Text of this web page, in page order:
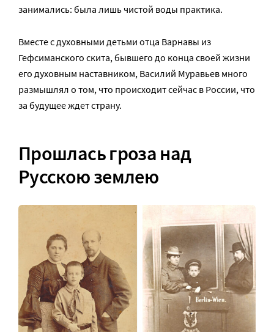
занимались: была лишь чистой воды практика.
Вместе с духовными детьми отца Варнавы из
Гефсиманского скита, бывшего до конца своей жизни
его духовным наставником, Василий Муравьев много
размышлял о том, что происходит сейчас в России, что
за будущее ждет страну.
Прошлась гроза над
Русскою землею